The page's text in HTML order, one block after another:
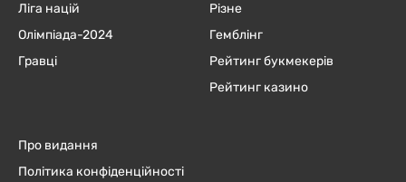
Ліга націй
Олімпіада-2024
Гравці
Різне
Гемблінг
Рейтинг букмекерів
Рейтинг казино
Про видання
Політика конфіденційності